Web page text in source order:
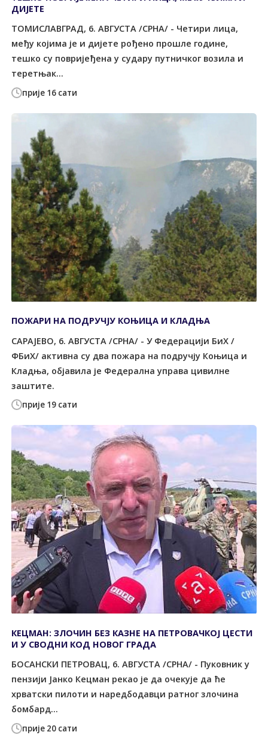
прије 16 сати
ДИЈЕТЕ
ТОМИСЛАВГРАД, 6. АВГУСТА /СРНА/ - Четири лица,
међу којима је и дијете рођено прошле године,
тешко су повријеђена у судару путничког возила и
теретњак...
прије 19 сати
ПОЖАРИ НА ПОДРУЧЈУ КОЊИЦА И КЛАДЊА
САРАЈЕВО, 6. АВГУСТА /СРНА/ - У Федерацији БиХ /
ФБиХ/ активна су два пожара на подручју Коњица и
Кладња, објавила је Федерална управа цивилне
заштите.
прије 20 сати
КЕЦМАН: ЗЛОЧИН БЕЗ КАЗНЕ НА ПЕТРОВАЧКОЈ ЦЕСТИ
И У СВОДНИ КОД НОВОГ ГРАДА
БОСАНСКИ ПЕТРОВАЦ, 6. АВГУСТА /СРНА/ - Пуковник у
пензији Јанко Кецман рекао је да очекује да ће
хрватски пилоти и наредбодавци ратног злочина
бомбард...